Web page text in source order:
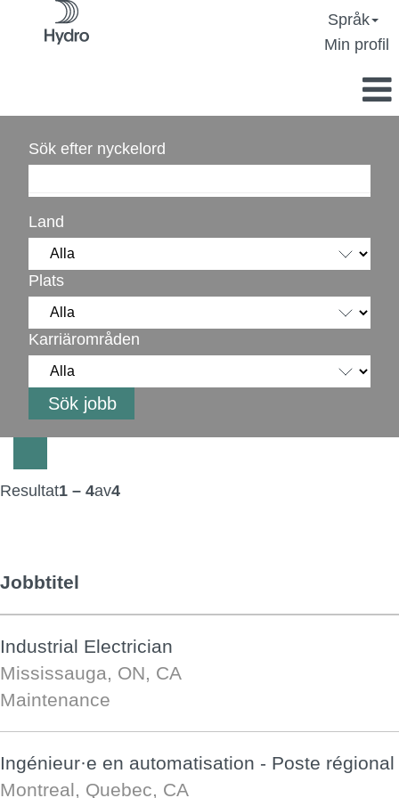
Språk
Min profil
Sök efter nyckelord
Land
Plats
Karriärområden
Resultat1 – 4av4
Jobbtitel
Industrial Electrician
Mississauga, ON, CA
Maintenance
Ingénieur·e en automatisation - Poste régional
Montreal, Quebec, CA